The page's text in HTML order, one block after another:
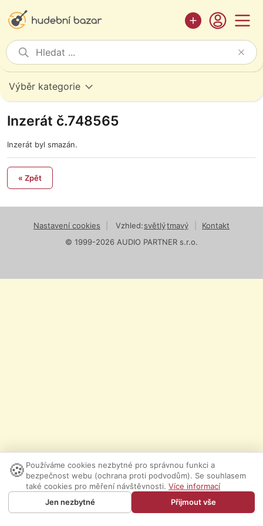
Výběr kategorie
Inzerát č.748565
Inzerát byl smazán.
« Zpět
Nastavení cookies Vzhled:světlýtmavý
Kontakt
© 1999-2026 AUDIO PARTNER s.r.o.
🍪 Používáme cookies nezbytné pro správnou funkci a
bezpečnost webu (ochrana proti podvodům). Se souhlasem
také cookies pro měření návštěvnosti. Více informací
Jen nezbytné
Přijmout vše